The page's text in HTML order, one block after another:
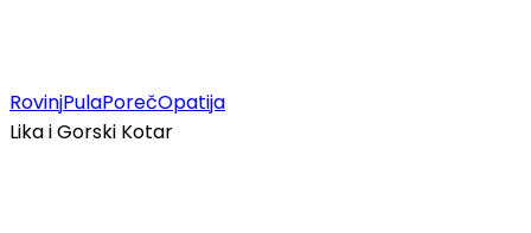
RovinjPulaPorečOpatija
Lika i Gorski Kotar